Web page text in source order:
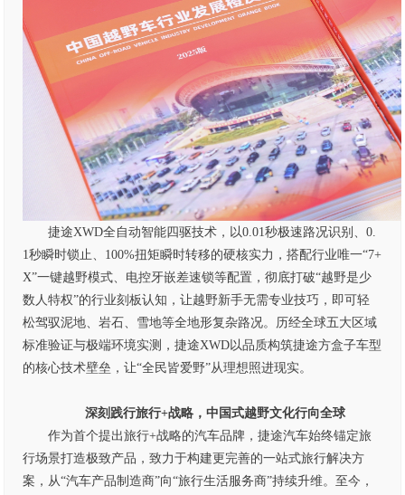
捷途XWD全自动智能四驱技术，以0.01秒极速路况识别、0.
1秒瞬时锁止、100%扭矩瞬时转移的硬核实力，搭配行业唯一“7+
X”一键越野模式、电控牙嵌差速锁等配置，彻底打破“越野是少
数人特权”的行业刻板认知，让越野新手无需专业技巧，即可轻
松驾驭泥地、岩石、雪地等全地形复杂路况。历经全球五大区域
标准验证与极端环境实测，捷途XWD以品质构筑捷途方盒子车型
的核心技术壁垒，让“全民皆爱野”从理想照进现实。
深刻践行旅行+战略，中国式越野文化行向全球
作为首个提出旅行+战略的汽车品牌，捷途汽车始终锚定旅
行场景打造极致产品，致力于构建更完善的一站式旅行解决方
案，从“汽车产品制造商”向“旅行生活服务商”持续升维。至今，